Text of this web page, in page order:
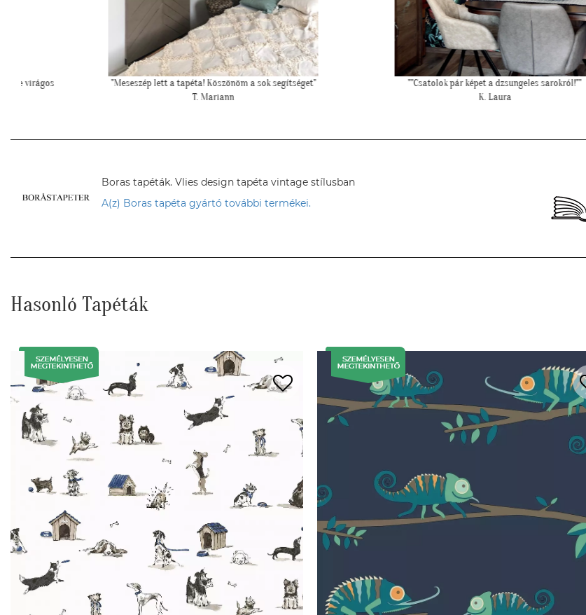
virágos
"Meseszép lett a tapéta! Köszönöm a sok segítséget"
T. Mariann
""Csatolok pár képet a dzsungeles sarokról!""
K. Laura
Boras tapéták. Vlies design tapéta vintage stílusban
A(z) Boras tapéta gyártó további termékei.
Hasonló Tapéták